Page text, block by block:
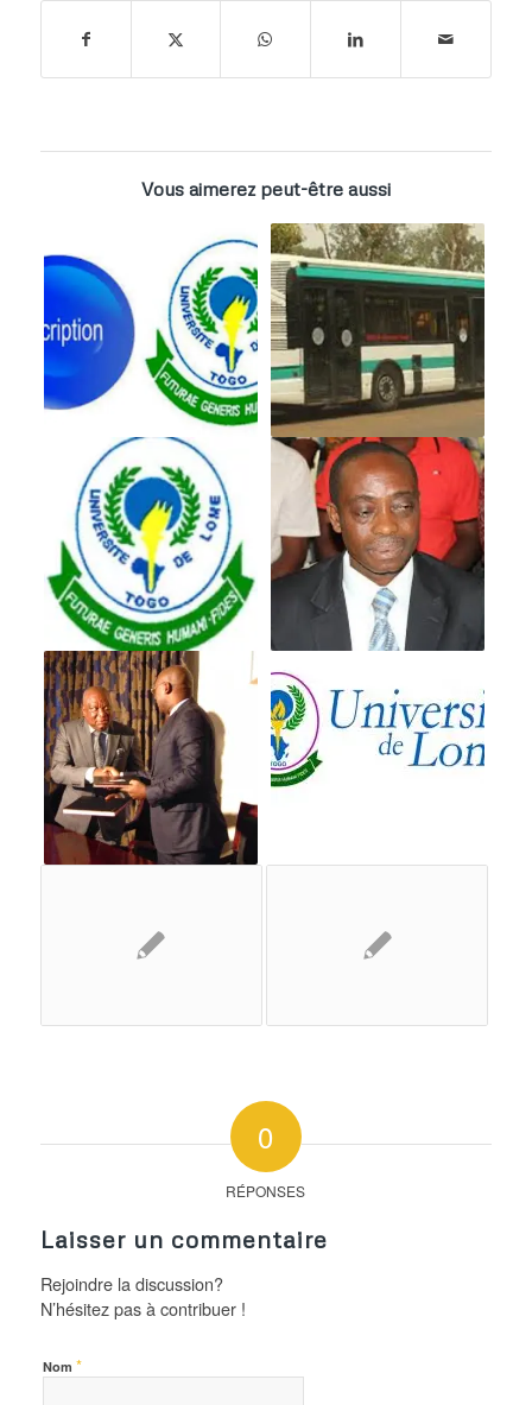
Vous aimerez peut-être aussi
0
RÉPONSES
Laisser un commentaire
Rejoindre la discussion?
N’hésitez pas à contribuer !
Nom *